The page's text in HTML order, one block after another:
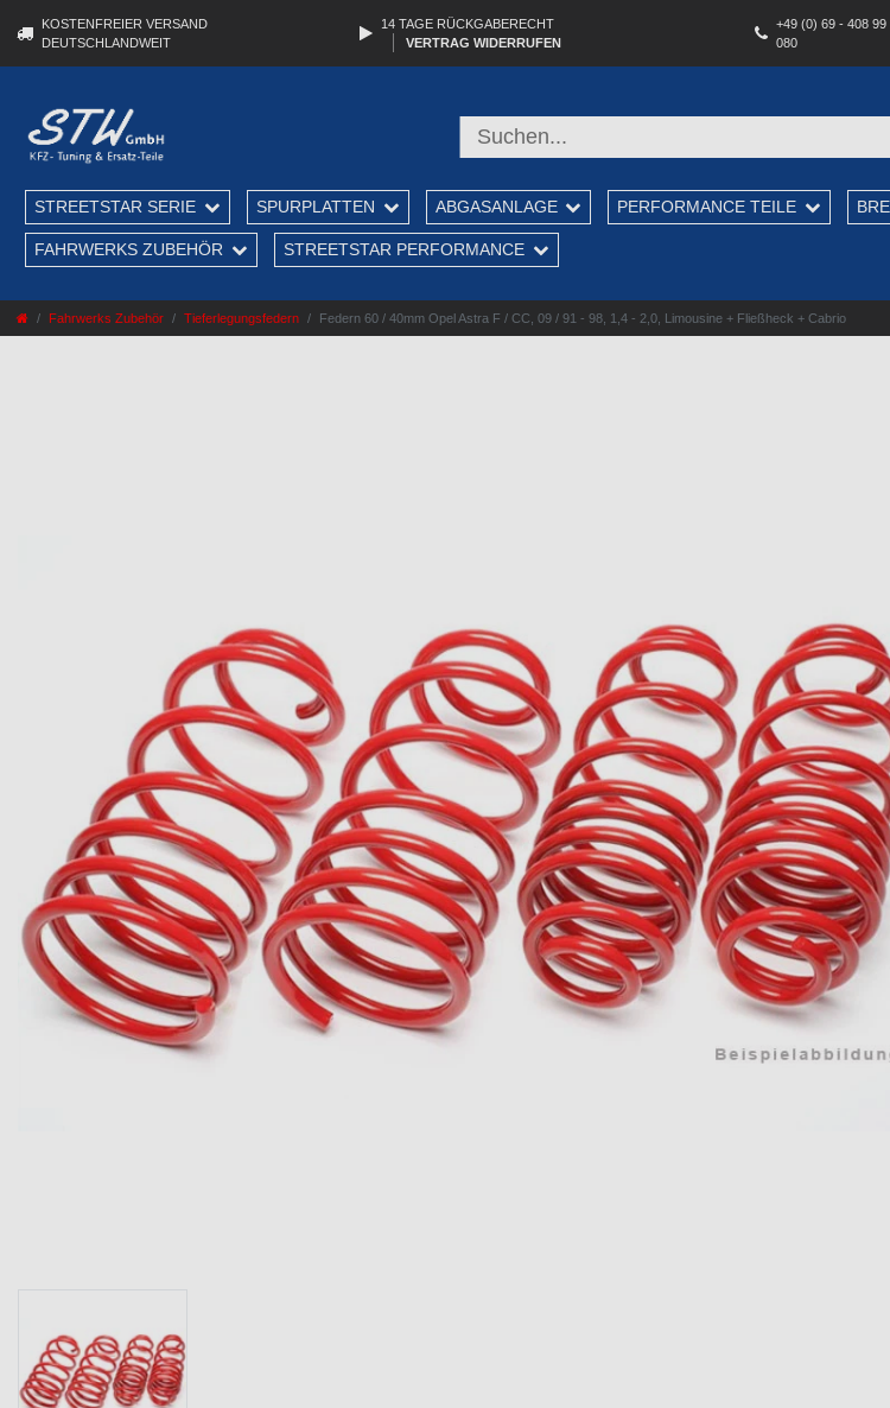
KOSTENFREIER VERSAND
DEUTSCHLANDWEIT
14 TAGE RÜCKGABERECHT
VERTRAG WIDERRUFEN
+49 (0) 69 - 408 99
080
STREETSTAR SERIE SPURPLATTEN ABGASANLAGE PERFORMANCE TEILE
FAHRWERKS ZUBEHÖR STREETSTAR PERFORMANCE
Fahrwerks Zubehör Tieferlegungsfedern Federn 60 / 40mm Opel Astra F / CC, 09 / 91 - 98, 1,4 - 2,0, Limousine + Fließheck + Cabrio